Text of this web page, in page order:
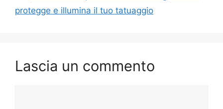
protegge e illumina il tuo tatuaggio
Lascia un commento